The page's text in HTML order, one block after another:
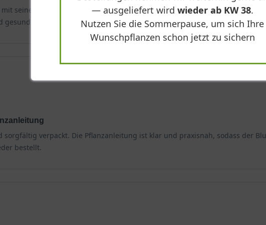
Weltweit gibt es etwa 30 Arten der Gattung Lythrum, von denen in
mit ihrer warmen Pfirsichfarbe deutlich vom Sortiment ab und erfreut sich
auch in rauen Lagen gut zu kultivieren.
aufrecht und horstbildend. Die Staude erreicht eine stattliche Höhe von bis
aufrechte Wuchs sorgt dafür, dass die Pflanze auch bei Wind und Regen
Mit vier Pflanzen pro Quadratmeter entsteht bereits im ersten Jahr ein
voll entfalten kann, sind die richtigen Standortbedingungen
salicaria 'Blush' mindestens vier bis sechs Stunden direkte Sonne täglich.
seiner eleganten Erscheinung begeistert. Die zartrosa Blüten wirken
gesund geliefert und ist hervorragend angewachsen.
sorgfältig verpackt. Die Pflanzanleitung ist klar und praxisnah, sodass der
bestellt.
— ausgeliefert wird wieder ab KW 38.
Nutzen Sie die Sommerpause, um sich Ihre
Wunschpflanzen schon jetzt zu sichern